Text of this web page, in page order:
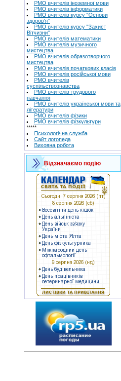
РМО вчителів іноземної мови
РМО вчителів інформатики
РМО вчителів курсу "Основи
здоров'я"
РМО вчителів курсу "Захист
Вітчизни"
РМО вчителів математики
РМО вчителів музичного
мистецтва
РМО вчителів образотворчого
мистецтва
РМО вчителів початкових класів
РМО вчителів російської мови
РМО вчителів
суспільствознавства
РМО вчителів трудового
навчання
РМО вчителів української мови та
літератури
РМО вчителів фізики
РМО вчителів фізкультури
*****
Психологічна служба
Сайт логопеда
Виховна робота
Відзначаємо подію